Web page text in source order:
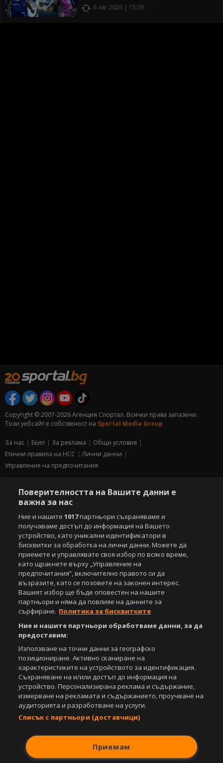
6 авг 2026 | 15:06
Copyright © 2007-2026 Агенция Спортал. Всички права запазени.
Този уебсайт е собственост на Sportal Media Group
За нас Екип За рекламa
Общи условия
Етични правила на НСС
Лични данни
Управление на предпочитания
под закрила на Закона за авторското право и сродните му права.
Всички статии, репортажи, интервюта и други текстови, графични и
Спортал, освен ако изрично е посочено друго. Допуска се
публикуване на текстови материали само след писмено съгласие на
Агенция Спортал, посочване на източника и добавяне на линк към
www.sportal.bg. Използването на графични и видео материали,
публикувани в сайта, е строго забранено. Нарушителите ще бъдат
санкционирани с цялата строгост на закона.
СвалиБЕЗПЛАТНОТО приложение за:
Android
Powered by:
Поверителността на Вашите данни е
важна за нас
Ние и нашите1017партньори съхраняваме и
получаваме достъп до информация на Вашето
устройство, като уникални идентификатори в
бисквитки за обработка на лични данни. Можете да
приемете и управлявате своя избор по всяко време,
като щракнете върху „Управление на
предпочитания“, включително правото си да
възразите, като се позовете на законен интерес.
Вашият избор ще бъде оповестен на нашите
партньори и няма да повлияе на данните за
сърфиране. Политика за бисквитките
Ние и нашите партньори обработваме данни, за да
предоставим:
Използване на точни данни за географско
позициониране. Активно сканиране на
характеристиките на устройството за идентификация.
Съхраняване на и/или достъп до информация на
устройство. Персонализирана реклама и съдържание,
измерване на рекламата и съдържанието, проучване на
аудиторията и разработване на услуги.
Списък с партньори (доставчици)
Приемам